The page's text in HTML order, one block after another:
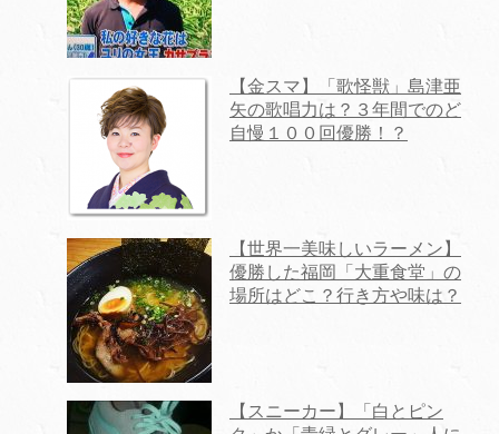
【金スマ】「歌怪獣」島津亜
矢の歌唱力は？３年間でのど
自慢１００回優勝！？
【世界一美味しいラーメン】
優勝した福岡「大重食堂」の
場所はどこ？行き方や味は？
【スニーカー】「白とピン